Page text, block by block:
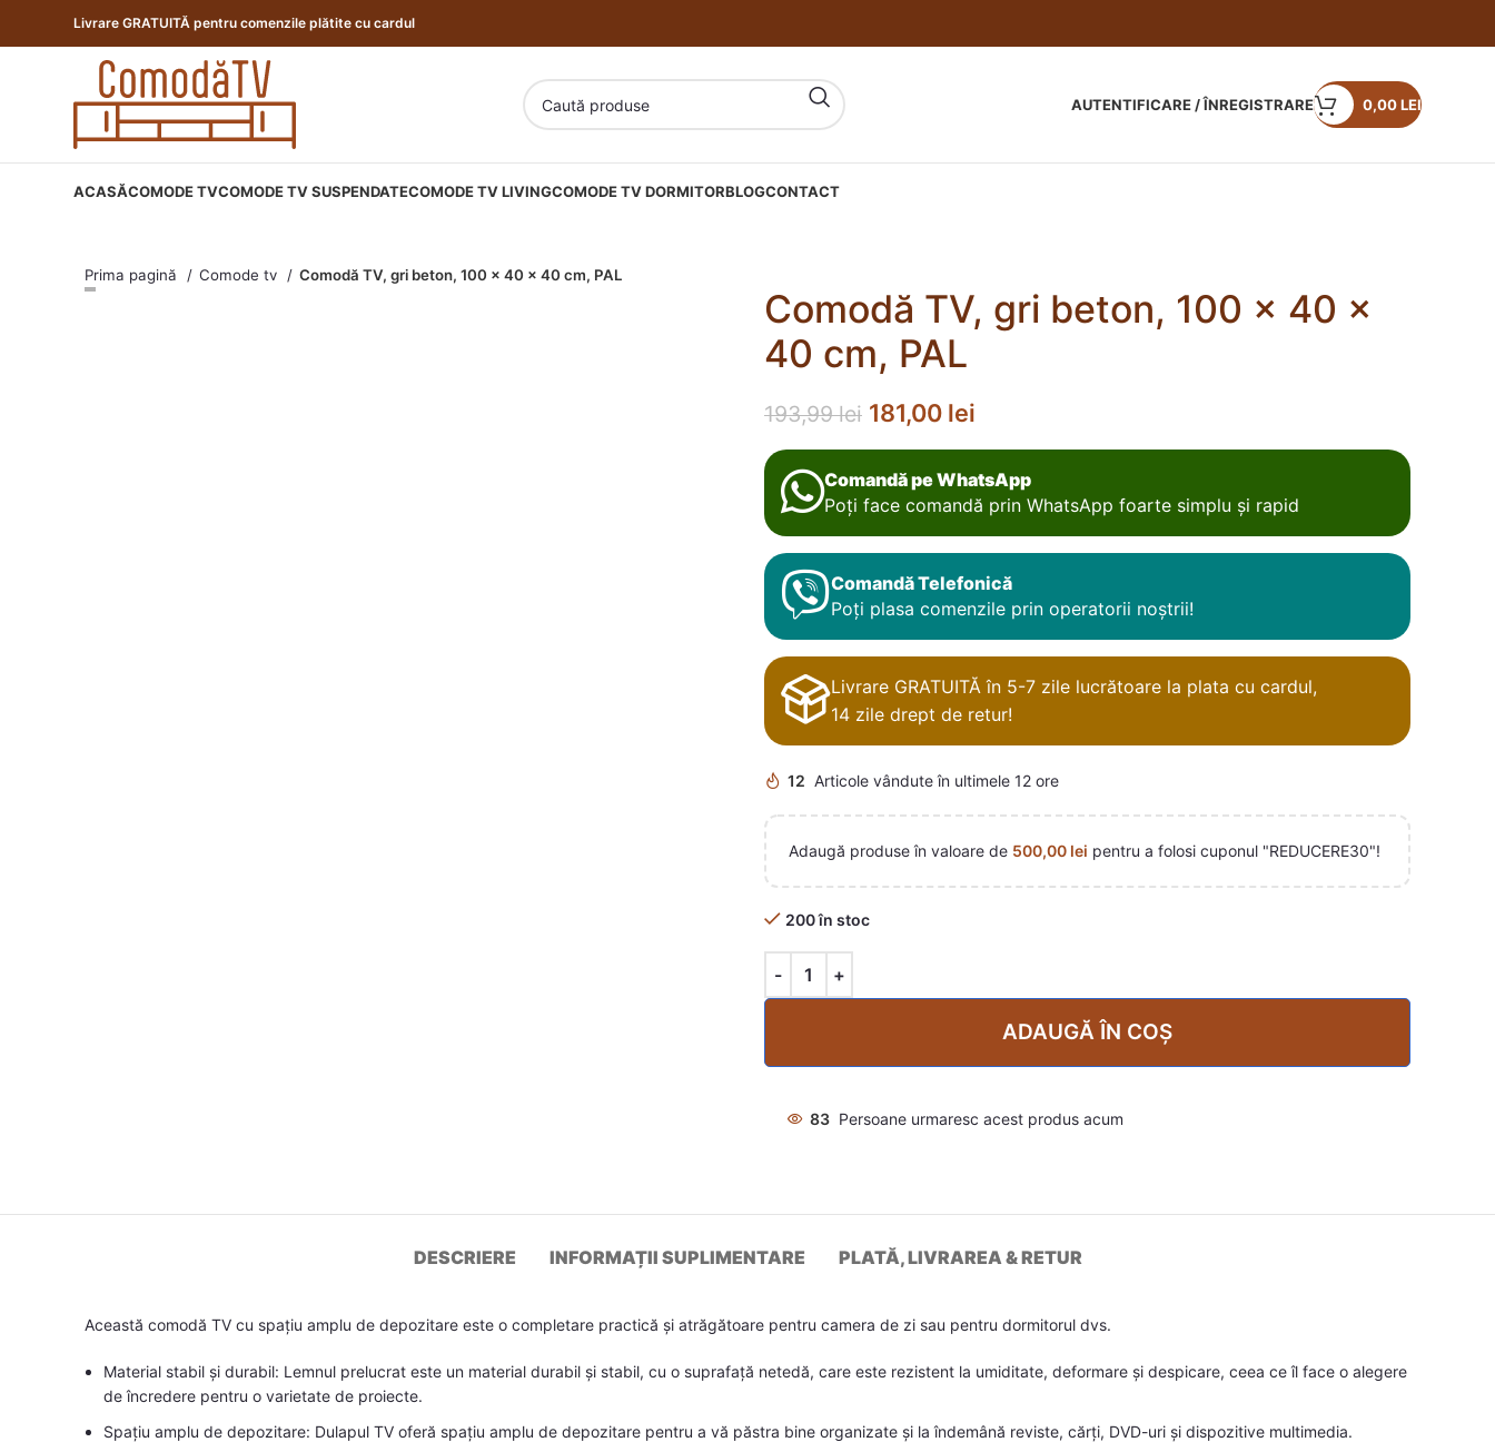
Livrare GRATUITĂ pentru comenzile plătite cu cardul
AUTENTIFICARE / ÎNREGISTRARE 0,00LEI
ACASĂCOMODE TVCOMODE TV SUSPENDATECOMODE TV LIVINGCOMODE TV DORMITORBLOGCONTACT
Prima pagină Comode tv Comodă TV, gri beton, 100 x 40 x 40 cm, PAL
Comodă TV, gri beton, 100 x 40 x
40 cm, PAL
193,99lei 181,00 lei
Comandă pe WhatsApp
Poți face comandă prin WhatsApp foarte simplu și rapid
Comandă Telefonică
Poți plasa comenzile prin operatorii noștrii!
Livrare GRATUITĂ în 5-7 zile lucrătoare la plata cu cardul,
14 zile drept de retur!
12 Articole vândute în ultimele 12 ore
Adaugă produse în valoare de 500,00 lei pentru a folosi cuponul "REDUCERE30"!
200 în stoc
ADAUGĂ ÎN COȘ
83 Persoane urmaresc acest produs acum
DESCRIERE INFORMAȚII SUPLIMENTARE PLATĂ, LIVRAREA & RETUR
Această comodă TV cu spațiu amplu de depozitare este o completare practică și atrăgătoare pentru camera de zi sau pentru dormitorul dvs.
Material stabil și durabil: Lemnul prelucrat este un material durabil și stabil, cu o suprafață netedă, care este rezistent la umiditate, deformare și despicare, ceea ce îl face o alegere
de încredere pentru o varietate de proiecte.
Spațiu amplu de depozitare: Dulapul TV oferă spațiu amplu de depozitare pentru a vă păstra bine organizate și la îndemână reviste, cărți, DVD-uri și dispozitive multimedia.